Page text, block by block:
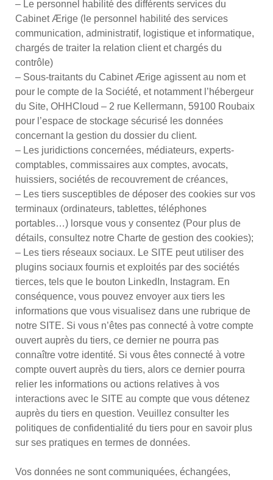
– Le personnel habilité des différents services du
Cabinet Ærige (le personnel habilité des services
communication, administratif, logistique et informatique,
chargés de traiter la relation client et chargés du
contrôle)
– Sous-traitants du Cabinet Ærige agissent au nom et
pour le compte de la Société, et notamment l’hébergeur
du Site, OHHCloud – 2 rue Kellermann, 59100 Roubaix
pour l’espace de stockage sécurisé les données
concernant la gestion du dossier du client.
– Les juridictions concernées, médiateurs, experts-
comptables, commissaires aux comptes, avocats,
huissiers, sociétés de recouvrement de créances,
– Les tiers susceptibles de déposer des cookies sur vos
terminaux (ordinateurs, tablettes, téléphones
portables…) lorsque vous y consentez (Pour plus de
détails, consultez notre Charte de gestion des cookies);
– Les tiers réseaux sociaux. Le SITE peut utiliser des
plugins sociaux fournis et exploités par des sociétés
tierces, tels que le bouton LinkedIn, Instagram. En
conséquence, vous pouvez envoyer aux tiers les
informations que vous visualisez dans une rubrique de
notre SITE. Si vous n’êtes pas connecté à votre compte
ouvert auprès du tiers, ce dernier ne pourra pas
connaître votre identité. Si vous êtes connecté à votre
compte ouvert auprès du tiers, alors ce dernier pourra
relier les informations ou actions relatives à vos
interactions avec le SITE au compte que vous détenez
auprès du tiers en question. Veuillez consulter les
politiques de confidentialité du tiers pour en savoir plus
sur ses pratiques en termes de données.
Vos données ne sont communiquées, échangées,